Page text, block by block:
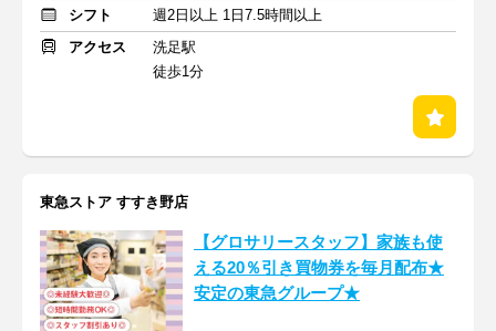
シフト
週2日以上 1日7.5時間以上
アクセス
洗足駅
徒歩1分
東急ストア すすき野店
【グロサリースタッフ】家族も使
える20％引き買物券を毎月配布★
安定の東急グループ★